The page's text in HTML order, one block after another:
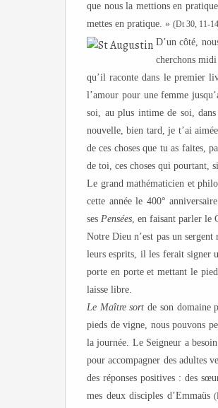
que nous la mettions en
mettes en pratique. » (Dt 30, 11-
D’un côté,
cherchons
qu’il raconte dans le premier
l’amour pour une femme
soi, au plus intime de soi,
nouvelle, bien tard, je t’ai
de ces choses que tu as faites,
de toi, ces choses qui pourtant,
Le grand mathématicien et
cette année le 400°
ses Pensées, en faisant parler le
Notre Dieu n’est pas un
leurs esprits, il les ferait signer
porte en porte et mettant le
laisse libre.
Le Maître sort de son domaine
pieds de vigne, nous pouvons
la journée. Le Seigneur a
pour accompagner des adultes
des réponses positives : des
mes deux disciples d’Emmaüs